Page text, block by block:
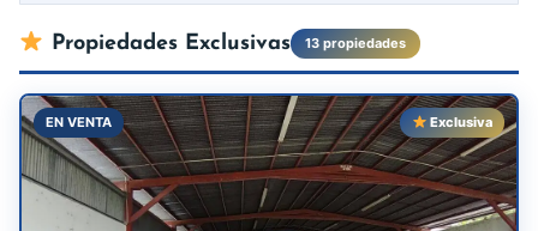
Propiedades Exclusivas 13 propiedades
EN VENTA Exclusiva